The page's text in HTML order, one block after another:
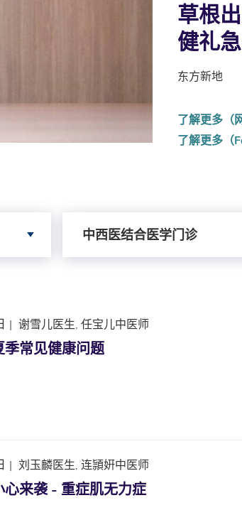
草根
健礼
东方新地
了解更多（
了解更多（
中西医结合医学门诊
| 谢雪儿医生, 任宝儿中医师
季常见健康问题
| 刘玉麟医生, 连頴姸中医师
来袭 - 重症肌无力症